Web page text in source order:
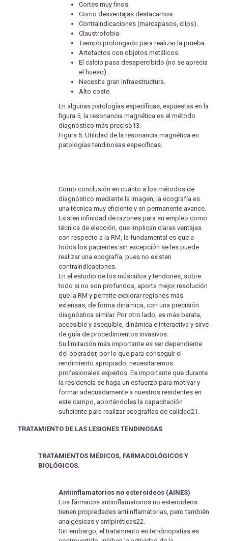
Cortes muy finos.
Como desventajas destacamos:
Contraindicaciones (marcapasos, clips).
Claustrofobia.
Tiempo prolongado para realizar la prueba.
Artefactos con objetos metálicos.
El calcio pasa desapercibido (no se aprecia
el hueso).
Necesita gran infraestructura.
Alto coste.
En algunas patologías específicas, expuestas en la
figura 5, la resonancia magnética es el método
diagnóstico más preciso13.
Figura 5. Utilidad de la resonancia magnética en
patologías tendinosas específicas.
Como conclusión en cuanto a los métodos de
diagnóstico mediante la imagen, la ecografía es
una técnica muy eficiente y en permanente avance.
Existen infinidad de razones para su empleo como
técnica de elección, que implican claras ventajas
con respecto a la RM, la fundamental es que a
todos los pacientes sin excepción se les puede
realizar una ecografía, pues no existen
contraindicaciones.
En el estudio de los músculos y tendones, sobre
todo si no son profundos, aporta mejor resolución
que la RM y permite explorar regiones más
extensas, de forma dinámica, con una precisión
diagnóstica similar. Por otro lado, es más barata,
accesible y asequible, dinámica e interactiva y sirve
de guía de procedimientos invasivos.
Su limitación más importante es ser dependiente
del operador, por lo que para conseguir el
rendimiento apropiado, necesitaremos
profesionales expertos. Es importante que durante
la residencia se haga un esfuerzo para motivar y
formar adecuadamente a nuestros residentes en
este campo, aportándoles la capacitación
suficiente para realizar ecografías de calidad21.
TRATAMIENTO DE LAS LESIONES TENDINOSAS
TRATAMIENTOS MÉDICOS, FARMACOLÓGICOS Y
BIOLÓGICOS.
Antiinflamatorios no esteroideos (AINES)
Los fármacos antiinflamatorios no esteroideos
tienen propiedades antiinflamatorias, pero también
analgésicas y antipiréticas22.
Sin embargo, el tratamiento en tendinopatías es